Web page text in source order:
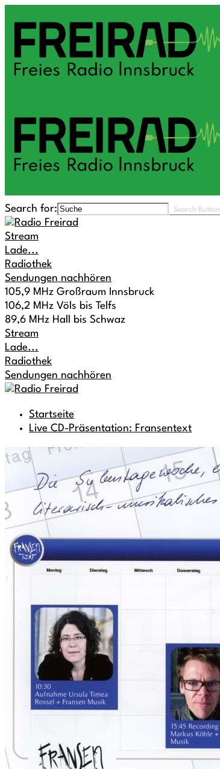
Search for: Search Button
Stream
Lade...
Radiothek
Sendungen nachhören
105,9 MHz Großraum Innsbruck
106,2 MHz Völs bis Telfs
89,6 MHz Hall bis Schwaz
Stream
Lade...
Radiothek
Sendungen nachhören
Startseite
Live CD-Präsentation: Fransentext